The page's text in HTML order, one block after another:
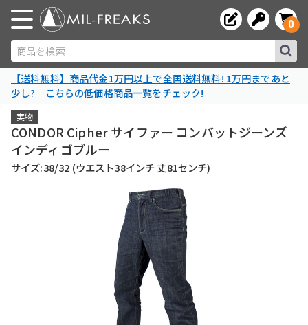
商品を検索
0
【送料無料】商品代金1万円以上で全国送料無料! 1万円まであと
少し? こちらの低価格商品一覧をチェック!
実物
CONDOR Cipher サイファー コンバットジーンズ
インディゴブルー
サイズ:38/32 (ウエスト38インチ 丈81センチ)